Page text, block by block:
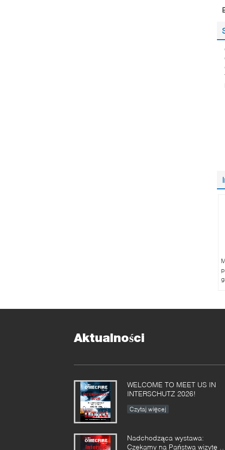
Aktualności
WELCOME TO MEET US IN
INTERSCHUTZ 2026!
Czytaj więcej
Nadchodząca wystawa:
Czekamy na Państwa wizytę w